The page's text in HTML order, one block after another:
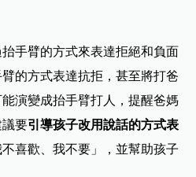
手臂的方式來表達拒絕和負面
的方式表達抗拒，甚至將打爸
演變成抬手臂打人，提醒爸媽
議要引導孩子改用說話的方式表
不喜歡、我不要」，並幫助孩子